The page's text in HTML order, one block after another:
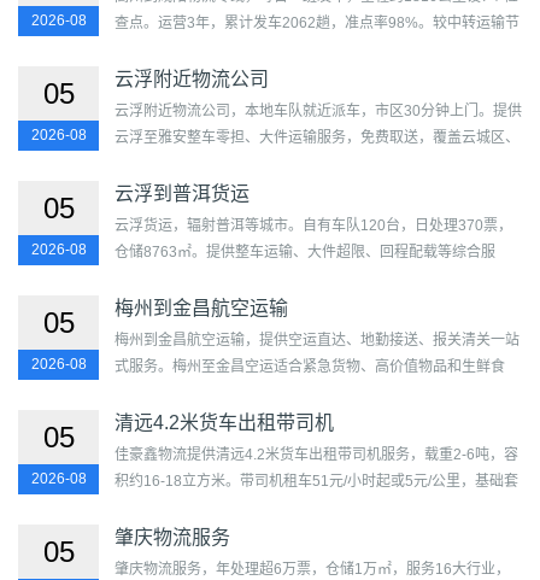
2026-08
查点。运营3年，累计发车2062趟，准点率98%。较中转运输节
区、兴...
05
2026-08
云浮附近物流公司
云浮附近物流公司，本地车队就近派车，市区30分钟上门。提供
云浮至雅安整车零担、大件运输服务，免费取送，覆盖云城区、
透明。...
05
2026-08
云浮到普洱货运
云浮货运，辐射普洱等城市。自有车队120台，日处理370票，
仓储8763㎡。提供整车运输、大件超限、回程配载等综合服
宁洱...
05
2026-08
梅州到金昌航空运输
梅州到金昌航空运输，提供空运直达、地勤接送、报关清关一站
式服务。梅州至金昌空运适合紧急货物、高价值物品和生鲜食
05
2026-08
清远4.2米货车出租带司机
佳豪鑫物流提供清远4.2米货车出租带司机服务，载重2-6吨，容
积约16-18立方米。带司机租车51元/小时起或5元/公里，基础套
驾驶，不...
05 肇庆物流服务
肇庆物流服务，年处理超6万票，仓储1万㎡，服务16大行业，